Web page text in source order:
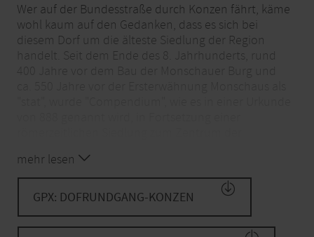
Wer auf der Bundesstraße durch Konzen fährt, käme
wohl kaum auf den Gedanken, dass es sich bei
diesem Dorf um die älteste Siedlung der Region
handelt. Seit dem Ende des 8. Jahrhunderts, rund
mehr lesen
GPX: DOFRUNDGANG-KONZEN